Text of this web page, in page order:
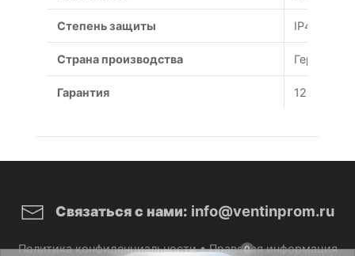
0
Степень защиты IP44
Страна производства Германия
Гарантия 12
Связаться с нами: info@ventinprom.ru
Политика конфиденциальности•Правовая информация